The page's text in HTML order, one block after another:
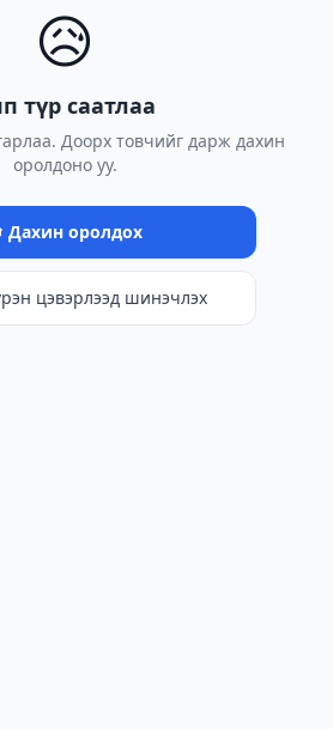
😥
түр саатлаа
Доорх товчийг дарж дахин
оролдоно уу.
Дахин оролдох
цэвэрлээд шинэчлэх